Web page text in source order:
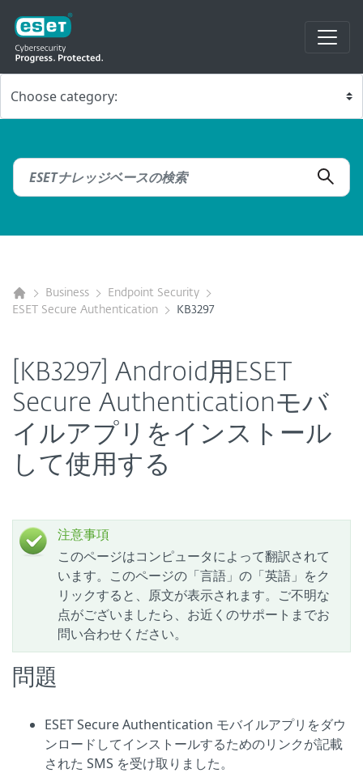
Business
Endpoint Security
ESET Secure Authentication
KB3297
[KB3297] Android用ESET
Secure Authenticationモバ
イルアプリをインストール
して使用する
注意事項
このページはコンピュータによって翻訳されて
います。このページの「言語」の「英語」をク
リックすると、原文が表示されます。ご不明な
点がございましたら、お近くのサポートまでお
問い合わせください。
問題
ESET Secure Authentication モバイルアプリをダウ
ンロードしてインストールするためのリンクが記載
された SMS を受け取りました。